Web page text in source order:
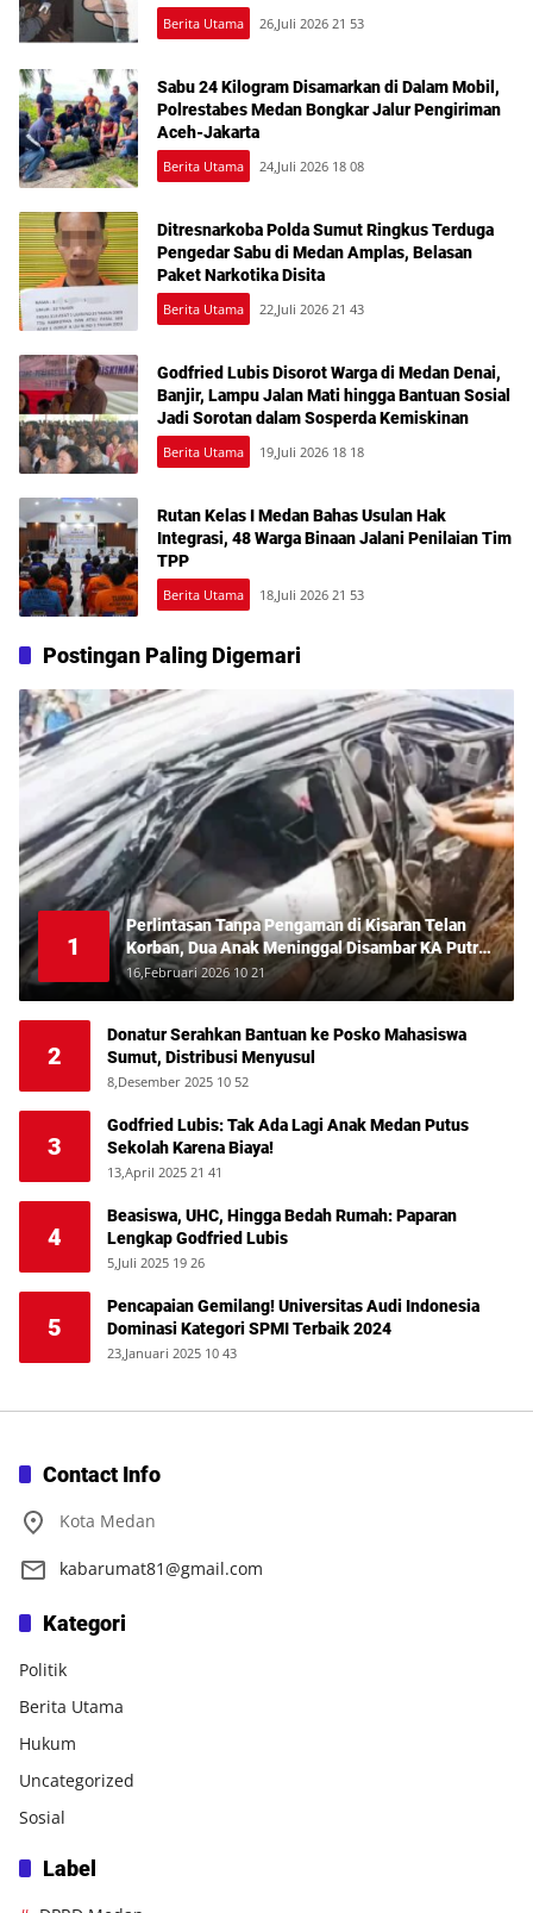
Berita Utama 26,Juli 2026 21 53
Sabu 24 Kilogram Disamarkan di Dalam Mobil,
Polrestabes Medan Bongkar Jalur Pengiriman
Aceh-Jakarta
Berita Utama 24,Juli 2026 18 08
Ditresnarkoba Polda Sumut Ringkus Terduga
Pengedar Sabu di Medan Amplas, Belasan
Paket Narkotika Disita
Berita Utama 22,Juli 2026 21 43
Godfried Lubis Disorot Warga di Medan Denai,
Banjir, Lampu Jalan Mati hingga Bantuan Sosial
Jadi Sorotan dalam Sosperda Kemiskinan
Berita Utama 19,Juli 2026 18 18
Rutan Kelas I Medan Bahas Usulan Hak
Integrasi, 48 Warga Binaan Jalani Penilaian Tim
TPP
Berita Utama 18,Juli 2026 21 53
Postingan Paling Digemari
1
Perlintasan Tanpa Pengaman di Kisaran Telan
Korban, Dua Anak Meninggal Disambar KA Putri
Deli
16,Februari 2026 10 21
2
Donatur Serahkan Bantuan ke Posko Mahasiswa
Sumut, Distribusi Menyusul
8,Desember 2025 10 52
3
Godfried Lubis: Tak Ada Lagi Anak Medan Putus
Sekolah Karena Biaya!
13,April 2025 21 41
4
Beasiswa, UHC, Hingga Bedah Rumah: Paparan
Lengkap Godfried Lubis
5,Juli 2025 19 26
5
Pencapaian Gemilang! Universitas Audi Indonesia
Dominasi Kategori SPMI Terbaik 2024
23,Januari 2025 10 43
Contact Info
Kota Medan
kabarumat81@gmail.com
Kategori
Politik
Berita Utama
Hukum
Uncategorized
Sosial
Label